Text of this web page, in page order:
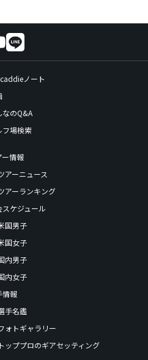
ノート
なのQ&A
フ場検索
ー情報
アーニュース
アーランキング
スケジュール
国男子
国女子
内男子
内女子
情報
手名鑑
ォトギャラリー
トッププロのギアセッティング